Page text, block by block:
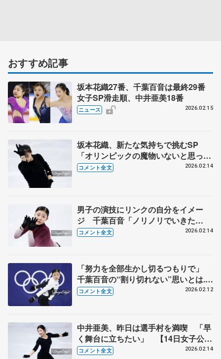
おすすめ記事
坂本花織27番、千葉百音は最終29番
女子SP滑走順、中井亜美18番
ニュース 2026.02.15
坂本花織、新たな気持ちで挑むSP
「オリンピックの魔物いないと思って
いたが...」 【14日女子公式練習後】
コメント全文 2026.02.14
男子の演技にリンクの自分をイメー
ジ 千葉百音「ノリノリでいきた
い」 【14日女子公式練習後】
コメント全文 2026.02.14
「努力を全部生かし切るつもりで」
千葉百音の“割り切れない”思いとは...
競技会場で初練習【12日公式練習後】
コメント全文 2026.02.12
中井亜美、昨日は選手村を満喫 「早
く舞台に立ちたい」 【14日女子公式
練習後】
コメント全文 2026.02.14